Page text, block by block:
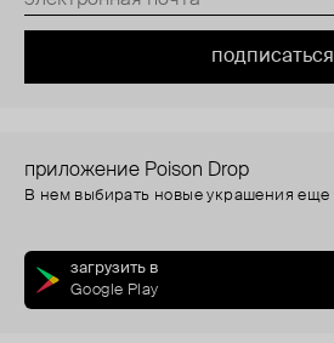
подписаться
приложение Poison Drop
В нем выбирать новые украшения еще
загрузить в
Google Play